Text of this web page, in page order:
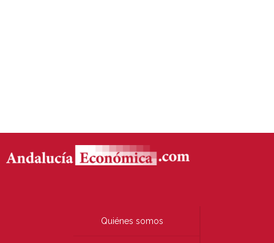
Quiénes somos